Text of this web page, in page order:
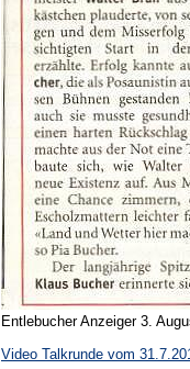
Entlebucher Anzeiger 3.
Video Talkrunde vom